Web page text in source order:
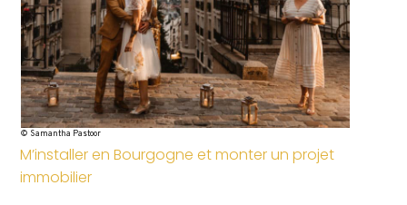
© Samantha Pastoor
M’installer en Bourgogne et monter un projet
immobilier